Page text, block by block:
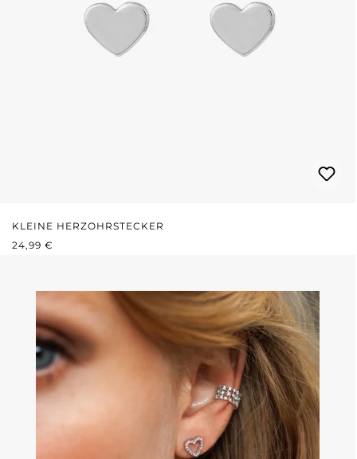
KLEINE HERZOHRSTECKER
REGULÄRER PREIS:
24,99 €